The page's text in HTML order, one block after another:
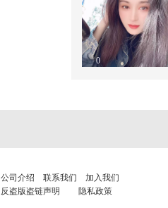
0
公司介绍 联系我们
加入我们
反盗版盗链声明
隐私政策